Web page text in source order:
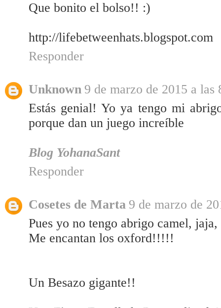
Que bonito el bolso!! :)
http://lifebetweenhats.blogspot.com
Responder
Unknown 9 de marzo de 2015 a las
Estás genial! Yo ya tengo mi
porque dan un juego increíble
Blog YohanaSant
Responder
Cosetes de Marta 9 de marzo de
Pues yo no tengo abrigo camel,
Me encantan los oxford!!!!!
Un Besazo gigante!!